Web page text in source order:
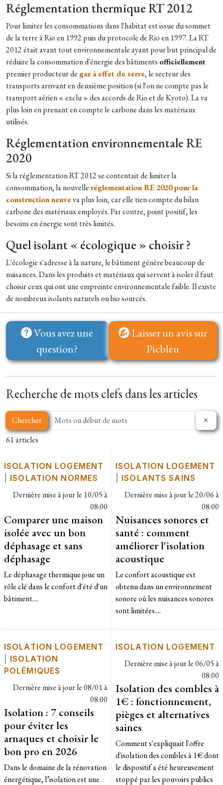
Réglementation thermique RT 2012
Pour limiter les consommations dans l'habitat est issue du sommet
de la terre à Rio en 1992 puis du protocole de Rio en 1997. La RT
2012 était avant tout environnementale ayant pour but principal de
réduire la consommation d'énergie des bâtiments officiellement
premier producteur de gaz à effet de serre, le secteur des
transports arrivant en deuxième position (si l'on ne compte pas le
transport aérien « exclu » des accords de Rio et de Kyoto). La va
plus loin en prenant en compte le carbone dans les matériaux
utilisés.
Réglementation environnementale RE
2020
Si la réglementation RT 2012 se contentait de limiter la
consommation, la nouvelleréglementation RE 2020 pour la
construction neuveva plus loin, car elle tien compte du bilan
carbone des matériaux employés. Par contre, point positif, les
besoins en énergie sont très limités.
Quel isolant « écologique » choisir ?
L'écologie s'adresse à la nature, le bâtiment génère beaucoup de
nuisances. Dans les produits et matériaux qui servent à isoler il faut
choisir ceux qui ont une empreinte environnementale faible. Il existe
de nombreux isolants naturels ou bio sourcés.
Vous avez une
question?
Laisser un avis sur
Picbleu
Recherche de mots clefs dans les articles
Chercher
61 articles
ISOLATION LOGEMENT
ISOLATION NORMES
Dernière mise à jour le 10/05 à
08:00
Comparer une maison
isolée avec un bon
déphasage et sans
déphasage
Le déphasage thermique joue un
rôle clé dans le confort d'été d'un
bâtiment....
ISOLATION LOGEMENT
ISOLANTS SAINS
Dernière mise à jour le20/06 à
08:00
Nuisances sonores et
santé : comment
améliorer l'isolation
acoustique
Le confort acoustique est
obtenu dans un environnement
sonore où les nuisances sonores
sont limitées....
ISOLATION LOGEMENT
ISOLATION
POLÉMIQUES
Dernière mise à jour le08/01 à
08:00
Isolation : 7 conseils
pour éviter les
arnaques et choisir le
bon pro en 2026
Dans le domaine de la rénovation
énergétique, l’isolation est une
ISOLATION LOGEMENT
Dernière mise à jour le06/05 à
08:00
Isolation des combles à
1€ : fonctionnement,
pièges et alternatives
saines
Comment s'expliquait l'offre
d'isolation des combles à 1€ dont
le dispositif a été heureusement
stoppé par les pouvoirs publics